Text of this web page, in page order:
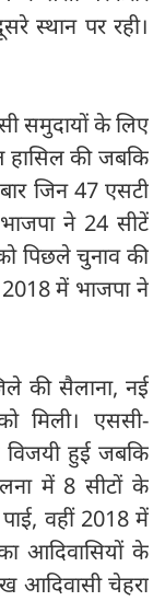
स्थान पर रही।
समुदायों के लिए
हासिल की जबकि
जिन 47 एसटी
ने 24 सीटें
पिछले चुनाव की
में भाजपा ने
की सैलाना, नई
को मिली। एससी-
हुई जबकि
में 8 सीटों के
वहीं 2018 में
आदिवासियों के
आदिवासी चेहरा